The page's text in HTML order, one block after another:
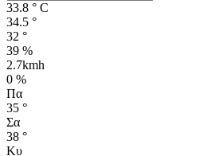
33.8 ° C
34.5 °
32 °
39 %
2.7kmh
0 %
Πα
35 °
Σα
38 °
Κυ